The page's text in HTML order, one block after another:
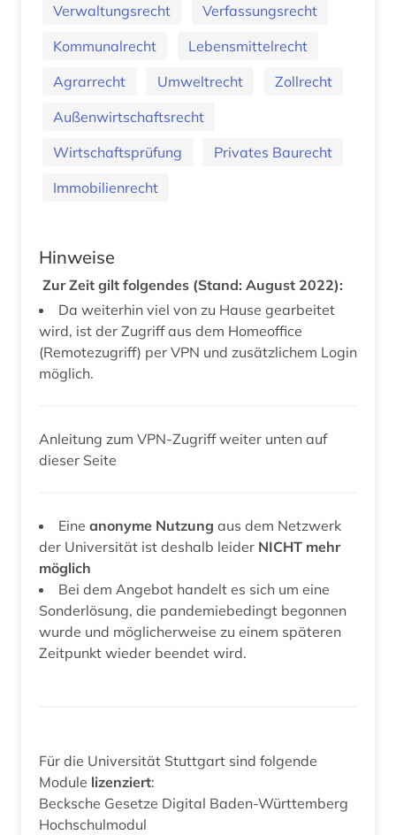
Verwaltungsrecht
Verfassungsrecht
Kommunalrecht
Lebensmittelrecht
Agrarrecht
Umweltrecht
Zollrecht
Außenwirtschaftsrecht
Wirtschaftsprüfung
Privates Baurecht
Immobilienrecht
Hinweise
Zur Zeit gilt folgendes (Stand: August 2022):
Da weiterhin viel von zu Hause gearbeitet
wird, ist der Zugriff aus dem Homeoffice
(Remotezugriff) per VPN und zusätzlichem Login
möglich.
Anleitung zum VPN-Zugriff weiter unten auf
dieser Seite
Eine anonyme Nutzung aus dem Netzwerk
der Universität ist deshalb leider NICHT mehr
möglich
Bei dem Angebot handelt es sich um eine
Sonderlösung, die pandemiebedingt begonnen
wurde und möglicherweise zu einem späteren
Zeitpunkt wieder beendet wird.
Für die Universität Stuttgart sind folgende
Module lizenziert:
Becksche Gesetze Digital Baden-Württemberg
Hochschulmodul